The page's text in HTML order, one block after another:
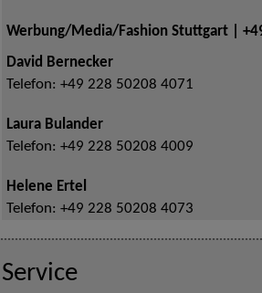
Werbung/Media/Fashion Stuttgart |
David Bernecker
Telefon: +49 228 50208 4071
Laura Bulander
Telefon: +49 228 50208 4009
Helene Ertel
Telefon: +49 228 50208 4073
Service